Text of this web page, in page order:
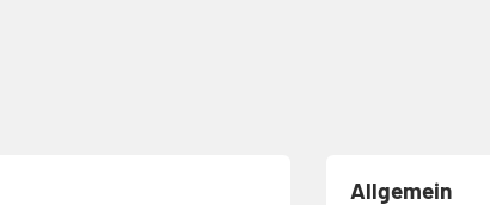
Allgemein